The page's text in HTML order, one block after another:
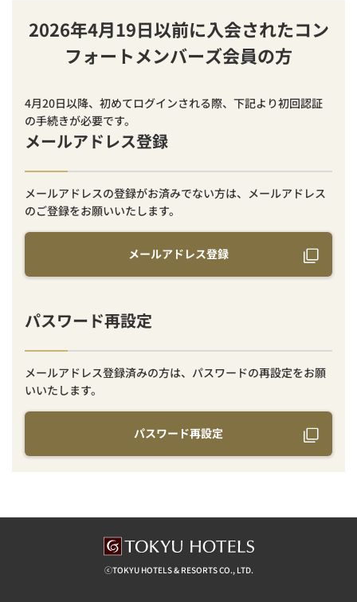
2026年4月19日以前に入会されたコン
フォートメンバーズ会員の方
4月20日以降、初めてログインされる際、下記より初回認証
の手続きが必要です。
メールアドレス登録
メールアドレスの登録がお済みでない方は、メールアドレス
のご登録をお願いいたします。
メールアドレス登録
パスワード再設定
メールアドレス登録済みの方は、パスワードの再設定をお願
いいたします。
パスワード再設定
ⓒTOKYU HOTELS & RESORTS CO., LTD.